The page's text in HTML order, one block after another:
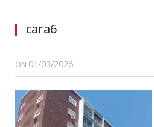
cara6
ON 01/03/2026